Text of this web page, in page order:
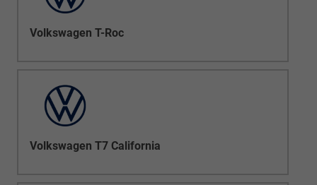
Volkswagen T-Roc
Volkswagen T7 California